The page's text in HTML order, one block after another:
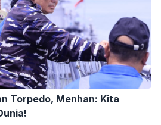
Torpedo, Menhan: Kita